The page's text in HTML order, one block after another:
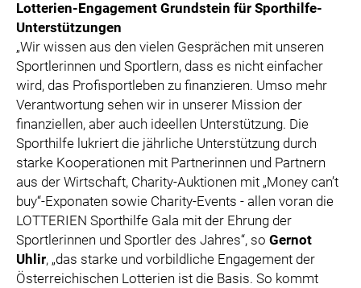
Lotterien-Engagement Grundstein für Sporthilfe-
Unterstützungen
„Wir wissen aus den vielen Gesprächen mit unseren
Sportlerinnen und Sportlern, dass es nicht einfacher
wird, das Profisportleben zu finanzieren. Umso mehr
Verantwortung sehen wir in unserer Mission der
finanziellen, aber auch ideellen Unterstützung. Die
Sporthilfe lukriert die jährliche Unterstützung durch
starke Kooperationen mit Partnerinnen und Partnern
aus der Wirtschaft, Charity-Auktionen mit „Money can’t
buy“-Exponaten sowie Charity-Events - allen voran die
LOTTERIEN Sporthilfe Gala mit der Ehrung der
Sportlerinnen und Sportler des Jahres“, so Gernot
Uhlir, „das starke und vorbildliche Engagement der
Österreichischen Lotterien ist die Basis. So kommt